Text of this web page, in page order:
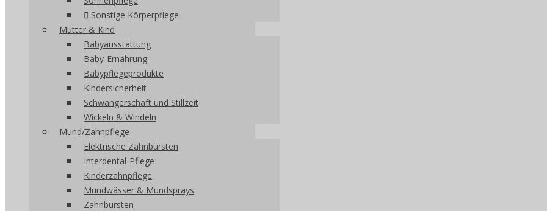
Sonstige Körperpflege
Mutter & Kind
Babyausstattung
Baby-Ernährung
Babypflegeprodukte
Kindersicherheit
Schwangerschaft und Stillzeit
Wickeln & Windeln
Mund/Zahnpflege
Elektrische Zahnbürsten
Interdental-Pflege
Kinderzahnpflege
Mundwässer & Mundsprays
Zahnbürsten